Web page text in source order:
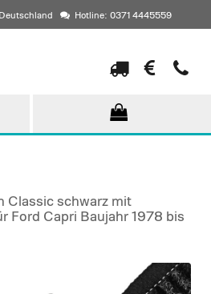
Hotline: 0371 4445559
Classic schwarz mit
Ford Capri Baujahr 1978 bis